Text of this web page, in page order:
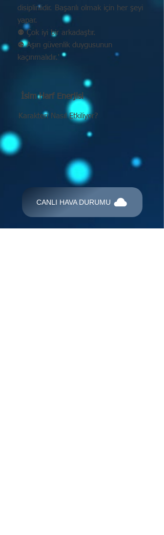
disiplinlidir. Başarılı olmak için her şeyi
yapar.
⚉ Çok iyi bir arkadaştır.
⚉ Aşırı güvenlik duygusunun
kaçınmalıdır.'
İsim Harf Enerjisi
Karakteri Nasıl Etkiliyor?
CANLI HAVA DURUMU